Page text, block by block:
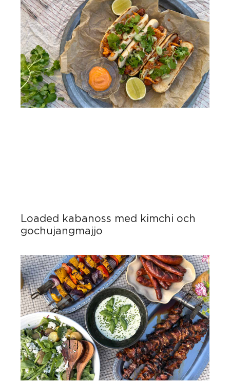
Loaded kabanoss med kimchi och
gochujangmajjo